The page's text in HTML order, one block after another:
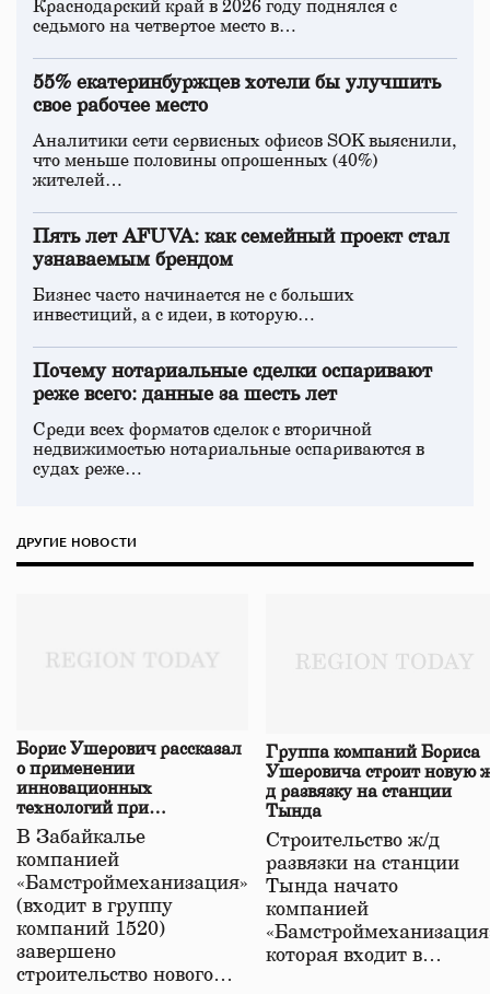
Краснодарский край в 2026 году поднялся с
седьмого на четвертое место в…
55% екатеринбуржцев хотели бы улучшить
свое рабочее место
Аналитики сети сервисных офисов SOK выяснили,
что меньше половины опрошенных (40%)
жителей…
Пять лет AFUVA: как семейный проект стал
узнаваемым брендом
Бизнес часто начинается не с больших
инвестиций, а с идеи, в которую…
Почему нотариальные сделки оспаривают
реже всего: данные за шесть лет
Среди всех форматов сделок с вторичной
недвижимостью нотариальные оспариваются в
судах реже…
ДРУГИЕ НОВОСТИ
Борис Ушерович рассказал
о применении
инновационных
технологий при
строительстве нового моста
в Забайкалье
В Забайкалье
компанией
«Бамстроймеханизация»
(входит в группу
компаний 1520)
завершено
строительство нового…
Группа компаний Бориса
Ушеровича строит новую
д развязку на станции
Тында
Строительство ж/д
развязки на станции
Тында начато
компанией
которая входит в…